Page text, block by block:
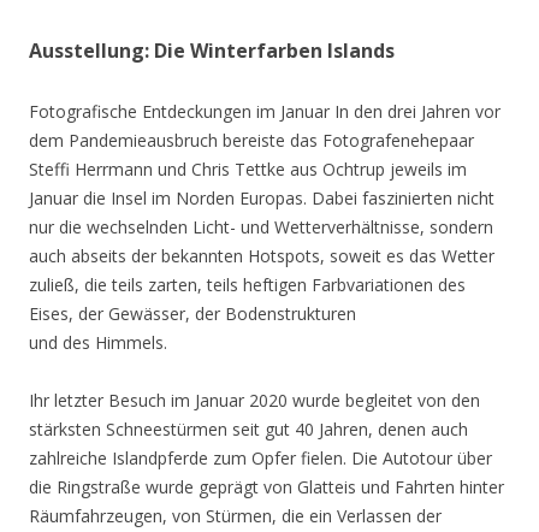
Ausstellung: Die Winterfarben Islands
Fotografische Entdeckungen im Januar In den drei Jahren vor
dem Pandemieausbruch bereiste das Fotografenehepaar
Steffi Herrmann und Chris Tettke aus Ochtrup jeweils im
Januar die Insel im Norden Europas. Dabei faszinierten nicht
nur die wechselnden Licht- und Wetterverhältnisse, sondern
auch abseits der bekannten Hotspots, soweit es das Wetter
zuließ, die teils zarten, teils heftigen Farbvariationen des
Eises, der Gewässer, der Bodenstrukturen
und des Himmels.
Ihr letzter Besuch im Januar 2020 wurde begleitet von den
stärksten Schneestürmen seit gut 40 Jahren, denen auch
zahlreiche Islandpferde zum Opfer fielen. Die Autotour über
die Ringstraße wurde geprägt von Glatteis und Fahrten hinter
Räumfahrzeugen, von Stürmen, die ein Verlassen der